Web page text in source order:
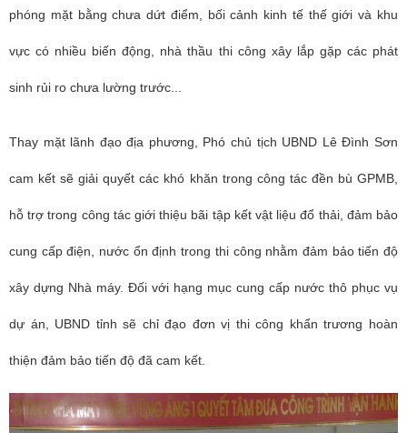
phóng mặt bằng chưa dứt điểm, bối cảnh kinh tế thế giới và khu
vực có nhiều biến động, nhà thầu thi công xây lắp gặp các phát
sinh rủi ro chưa lường trước...
Thay mặt lãnh đạo địa phương, Phó chủ tịch UBND Lê Đình Sơn
cam kết sẽ giải quyết các khó khăn trong công tác đền bù GPMB,
hỗ trợ trong công tác giới thiệu bãi tập kết vật liệu đổ thải, đảm bảo
cung cấp điện, nước ổn định trong thi công nhằm đảm bảo tiến độ
xây dựng Nhà máy. Đối với hạng mục cung cấp nước thô phục vụ
dự án, UBND tỉnh sẽ chỉ đạo đơn vị thi công khẩn trương hoàn
thiện đảm bảo tiến độ đã cam kết.